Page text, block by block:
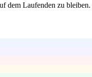
dem Laufenden zu bleiben.